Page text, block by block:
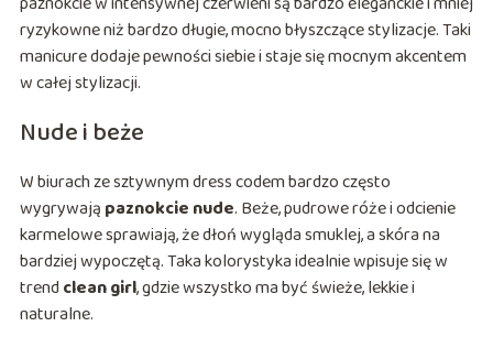
ryzykowne niż bardzo długie, mocno błyszczące stylizacje. Taki
manicure dodaje pewności siebie i staje się mocnym akcentem
w całej stylizacji.
Nude i beże
W biurach ze sztywnym dress codem bardzo często
wygrywają paznokcie nude. Beże, pudrowe róże i odcienie
karmelowe sprawiają, że dłoń wygląda smuklej, a skóra na
bardziej wypoczętą. Taka kolorystyka idealnie wpisuje się w
trend clean girl, gdzie wszystko ma być świeże, lekkie i
naturalne.